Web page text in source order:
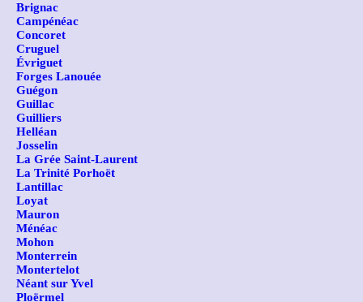
Brignac
Campénéac
Concoret
Cruguel
Évriguet
Forges Lanouée
Guégon
Guillac
Guilliers
Helléan
Josselin
La Grée Saint-Laurent
La Trinité Porhoët
Lantillac
Loyat
Mauron
Ménéac
Mohon
Monterrein
Montertelot
Néant sur Yvel
Ploërmel